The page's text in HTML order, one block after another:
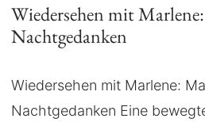
Wiedersehen mit
Nachtgedanken
Wiedersehen mit Marlene:
Nachtgedanken Eine